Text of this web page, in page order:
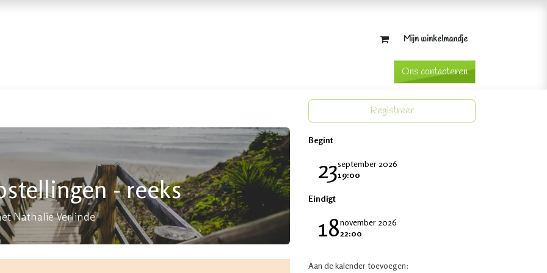
Mijn winkelmandje
​Ons contacteren​
- reeks
Nathalie Verlinde
Registreer
Begint
23september 2026
19:00
Eindigt
18november 2026
22:00
Aan de kalender toevoegen: